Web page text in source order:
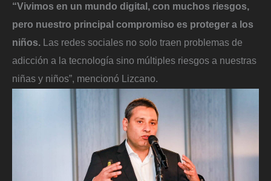
“Vivimos en un mundo digital, con muchos riesgos,
pero nuestro principal compromiso es proteger a los
niños. Las redes sociales no solo traen problemas de
adicción a la tecnología sino múltiples riesgos a nuestras
niñas y niños”, mencionó Lizcano.